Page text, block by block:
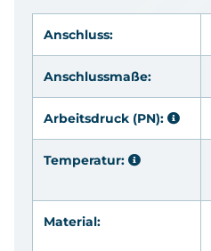
Anschluss:
Anschlussmaße:
Arbeitsdruck (PN):
Temperatur:
Material: